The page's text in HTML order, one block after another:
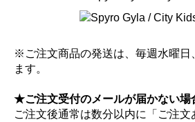
※ご注文商品の発送は、毎週水曜日
ます。
★ご注文受付のメールが届かない場
ご注文後通常は数分以内に「ご注文